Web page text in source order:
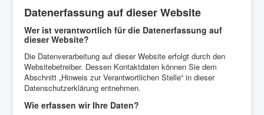
Datenerfassung auf dieser Website
Wer ist verantwortlich für die Datenerfassung auf
dieser Website?
Die Datenverarbeitung auf dieser Website erfolgt durch den
Websitebetreiber. Dessen Kontaktdaten können Sie dem
Abschnitt „Hinweis zur Verantwortlichen Stelle“ in dieser
Datenschutzerklärung entnehmen.
Wie erfassen wir Ihre Daten?